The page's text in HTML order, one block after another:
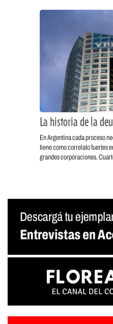
La historia de la
En Argentina cada proceso
tiene como correlato fuertes
grandes corporaciones.